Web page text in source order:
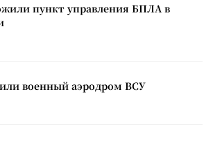
пункт управления БПЛА в
военный аэродром ВСУ